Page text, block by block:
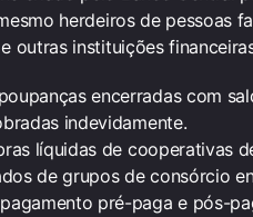
herdeiros de pessoas
outras instituições
encerradas com
indevidamente.
líquidas de cooperativas
de grupos de consórcio
pré-paga e pós-